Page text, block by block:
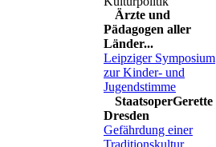
Ärzte und
Pädagogen aller
Länder...
Leipziger Symposium
zur Kinder- und
Jugendstimme
StaatsoperGerette
Dresden
Gefährdung einer
Traditionskultur